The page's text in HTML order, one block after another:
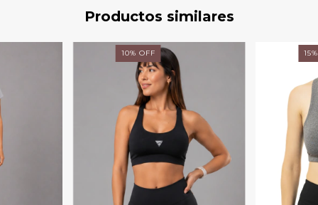
Productos similares
10% OFF 15